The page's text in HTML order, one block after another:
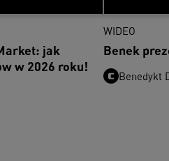
jak
w 2026 roku!
WIDEO
Benek
Benedykt